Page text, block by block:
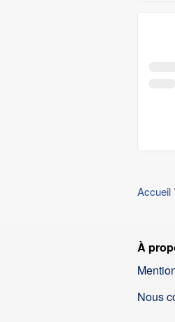
Accueil
À
Nous